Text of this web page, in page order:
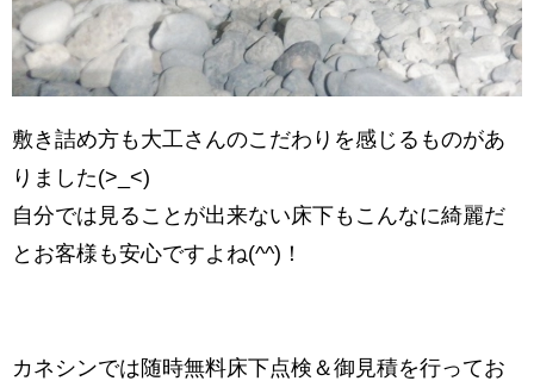
敷き詰め方も大工さんのこだわりを感じるものがあ
りました(>_<)
自分では見ることが出来ない床下もこんなに綺麗だ
とお客様も安心ですよね(^^)！
カネシンでは随時無料床下点検＆御見積を行ってお